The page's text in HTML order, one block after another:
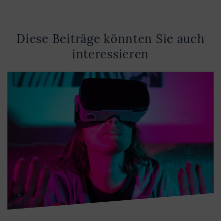
Diese Beiträge könnten Sie auch
interessieren